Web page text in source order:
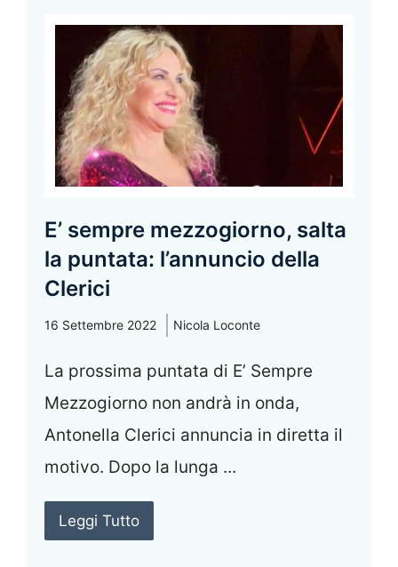
E’ sempre mezzogiorno, salta
la puntata: l’annuncio della
Clerici
16 Settembre 2022 Nicola Loconte
La prossima puntata di E’ Sempre
Mezzogiorno non andrà in onda,
Antonella Clerici annuncia in diretta il
motivo. Dopo la lunga ...
Leggi Tutto